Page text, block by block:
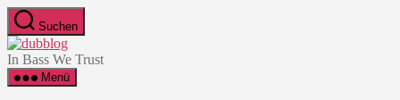
Zum
Inhalt
springen
Suchen
dubblog
In Bass We Trust
Menü